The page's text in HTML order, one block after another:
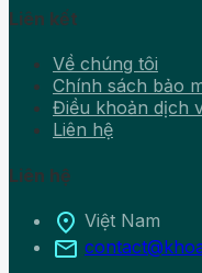
Liên kết
Về chúng tôi
Chính sách bảo
Điều khoản dịch
Liên hệ
Liên hệ
location_on Việt Nam
mail